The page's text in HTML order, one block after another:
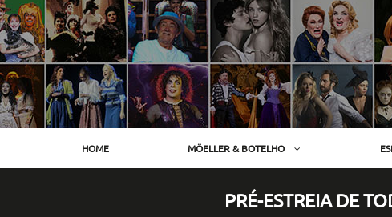
Skip
to
content
HOME MÖELLER & BOTELHO
PRÉ-ESTREIA DE